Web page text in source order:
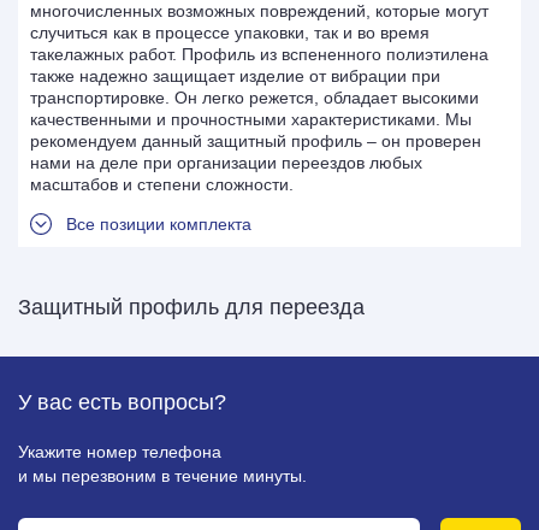
многочисленных возможных повреждений, которые могут
случиться как в процессе упаковки, так и во время
такелажных работ. Профиль из вспененного полиэтилена
также надежно защищает изделие от вибрации при
транспортировке. Он легко режется, обладает высокими
качественными и прочностными характеристиками. Мы
рекомендуем данный защитный профиль – он проверен
нами на деле при организации переездов любых
масштабов и степени сложности.
Все позиции комплекта
Защитный профиль для переезда
У вас есть вопросы?
Укажите номер телефона
и мы перезвоним в течение минуты.